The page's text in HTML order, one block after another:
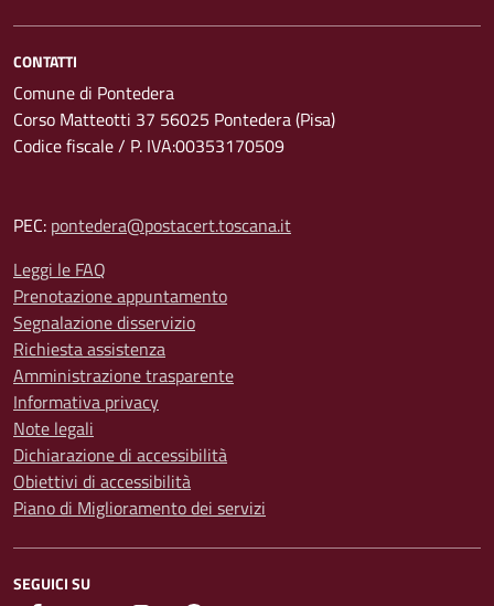
CONTATTI
Comune di Pontedera
Corso Matteotti 37 56025 Pontedera (Pisa)
Codice fiscale / P. IVA:00353170509
PEC: pontedera@postacert.toscana.it
Leggi le FAQ
Prenotazione appuntamento
Segnalazione disservizio
Richiesta assistenza
Amministrazione trasparente
Informativa privacy
Note legali
Dichiarazione di accessibilità
Obiettivi di accessibilità
Piano di Miglioramento dei servizi
SEGUICI SU